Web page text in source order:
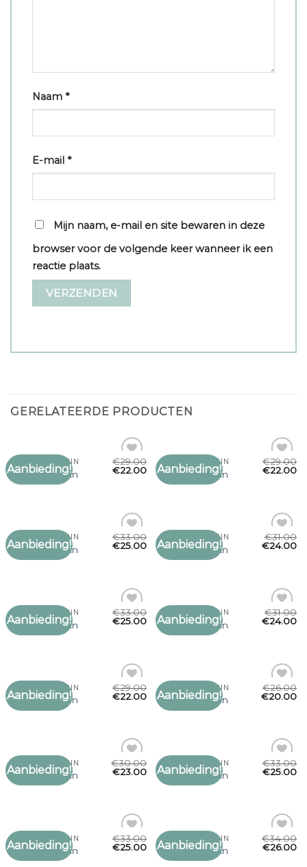
Naam *
E-mail *
Mijn naam, e-mail en site bewaren in deze
browser voor de volgende keer wanneer ik een
reactie plaats.
GERELATEERDE PRODUCTEN
Aanbieding!
Toevoegen
SJAAL MARC CAIN
sjaal marc cain
€29.00
€22.00 Aanbieding!
Toevoegen
SJAAL MARC CAIN
sjaal marc cain
€29.00
€22.00
Aanbieding!
Toevoegen
SJAAL MARC CAIN
sjaal marc cain
€33.00
€25.00 Aanbieding!
Toevoegen
SJAAL MARC CAIN
sjaal marc cain
€31.00
€24.00
Aanbieding!
Toevoegen
SJAAL MARC CAIN
sjaal marc cain
€33.00
€25.00 Aanbieding!
Toevoegen
SJAAL MARC CAIN
sjaal marc cain
€31.00
€24.00
Aanbieding!
Toevoegen
SJAAL MARC CAIN
sjaal marc cain
€29.00
€22.00 Aanbieding!
Toevoegen
SJAAL MARC CAIN
sjaal marc cain
€26.00
€20.00
Aanbieding!
Toevoegen
SJAAL MARC CAIN
sjaal marc cain
€30.00
€23.00 Aanbieding!
Toevoegen
SJAAL MARC CAIN
sjaal marc cain
€33.00
€25.00
Aanbieding!
Toevoegen
SJAAL MARC CAIN
sjaal marc cain
€33.00
€25.00 Aanbieding!
Toevoegen
SJAAL MARC CAIN
sjaal marc cain
€34.00
€26.00